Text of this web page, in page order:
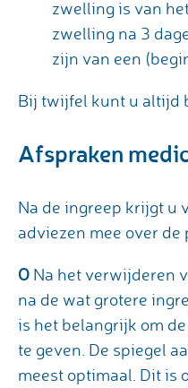
zwelling is van
zwelling na 3
zijn van een
Bij twijfel kunt u altijd
Afspraken
Na de ingreep krijgt u
adviezen mee over
O Na het verwijderen
na de wat grotere
is het belangrijk om
te geven. De spiegel
meest optimaal. Dit is